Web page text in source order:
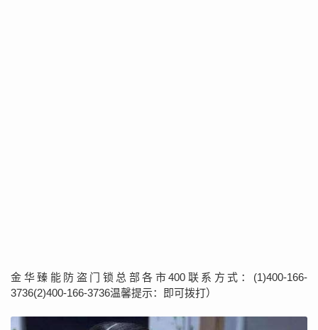
金华臻能防盗门锁总部各市400联系方式：(1)400-166-
3736(2)400-166-3736温馨提示：即可拨打）